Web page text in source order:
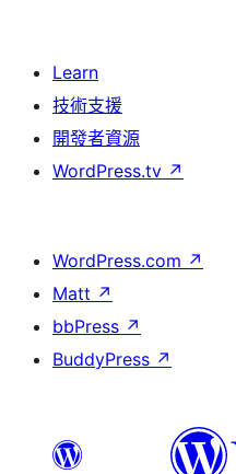
Learn
技術支援
開發者資源
WordPress.tv ↗
WordPress.com ↗
Matt ↗
bbPress ↗
BuddyPress ↗